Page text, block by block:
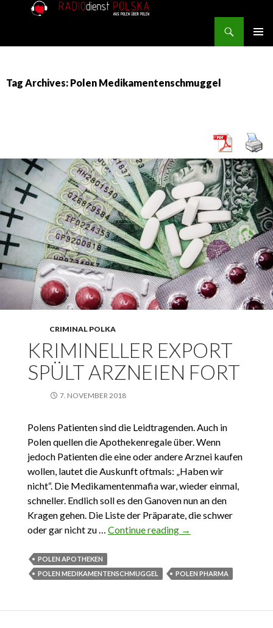
Tag Archives: Polen Medikamentenschmuggel
CRIMINAL POLKA
KRIMINELLER EXPORT
SPÜLT ARZNEIEN FORT
7. NOVEMBER 2018
Polens Patienten sind die Leidtragenden. Auch in
Polen quellen die Apothekenregale über. Wenn
jedoch Patienten die eine oder andere Arznei kaufen
wollen, lautet die Auskunft oftmals: „Haben wir
nicht“. Die Medikamentenmafia war, wieder einmal,
schneller. Endlich soll es den Ganoven nun an den
Kragen gehen. Die Liste der Präparate, die schwer
oder gar nicht zu … Continue reading Krimineller Export
→
POLEN APOTHEKEN
POLEN MEDIKAMENTENSCHMUGGEL
POLEN PHARMA